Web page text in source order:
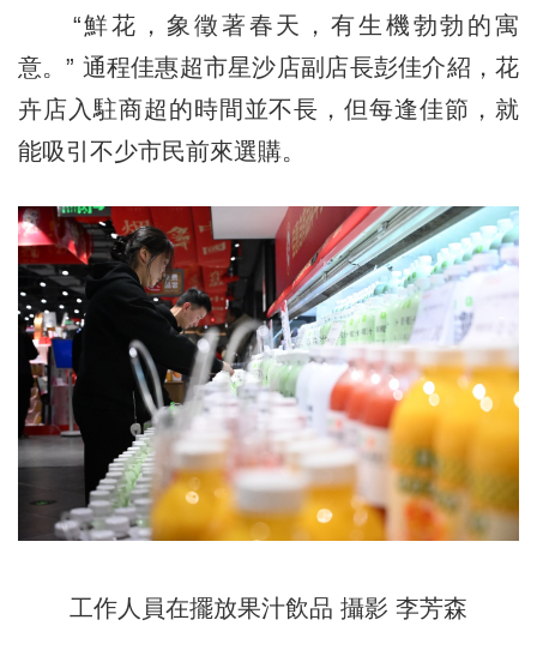
“鮮花，象徵著春天，有生機勃勃的寓
意。” 通程佳惠超市星沙店副店長彭佳介紹，花
卉店入駐商超的時間並不長，但每逢佳節，就
能吸引不少市民前來選購。
工作人員在擺放果汁飲品 攝影 李芳森